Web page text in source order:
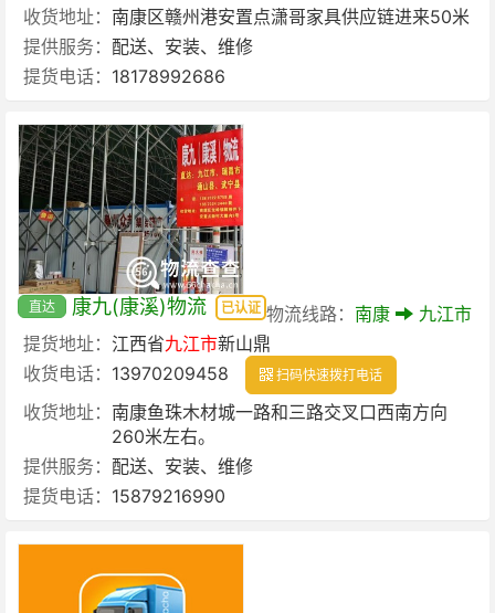
收货地址： 南康区赣州港安置点潇哥家具供应链进来50米
提供服务： 配送、安装、维修
提货电话： 18178992686
直达 康九(康溪)物流 已认证 物流线路： 南康
九江市
提货地址： 江西省九江市新山鼎
收货电话： 13970209458 扫码快速拨打电话
收货地址： 南康鱼珠木材城一路和三路交叉口西南方向
260米左右。
提供服务： 配送、安装、维修
提货电话： 15879216990